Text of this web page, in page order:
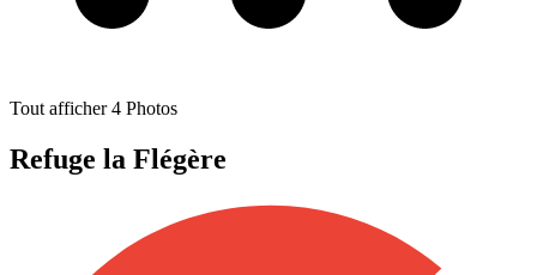
Tout afficher 4 Photos
Refuge la Flégère